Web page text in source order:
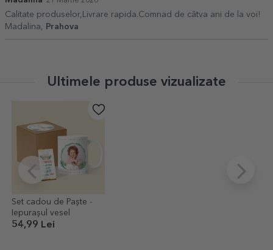
Calitate produselor,Livrare rapida.Comnad de câtva ani de la voi!
Madalina,
Prahova
Ultimele produse vizualizate
Set cadou de Paște -
Iepurașul vesel
54,99 Lei